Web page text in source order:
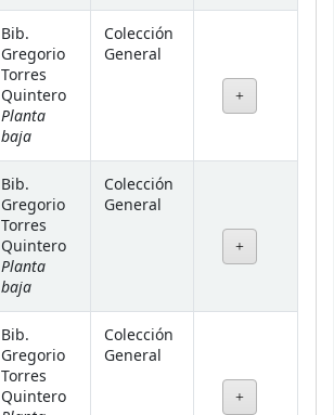
Bib.
Gregorio
Torres
Quintero
Planta
baja
Colección
General
Bib.
Gregorio
Torres
Quintero
Planta
baja
Colección
General
Bib.
Gregorio
Torres
Quintero
Colección
General